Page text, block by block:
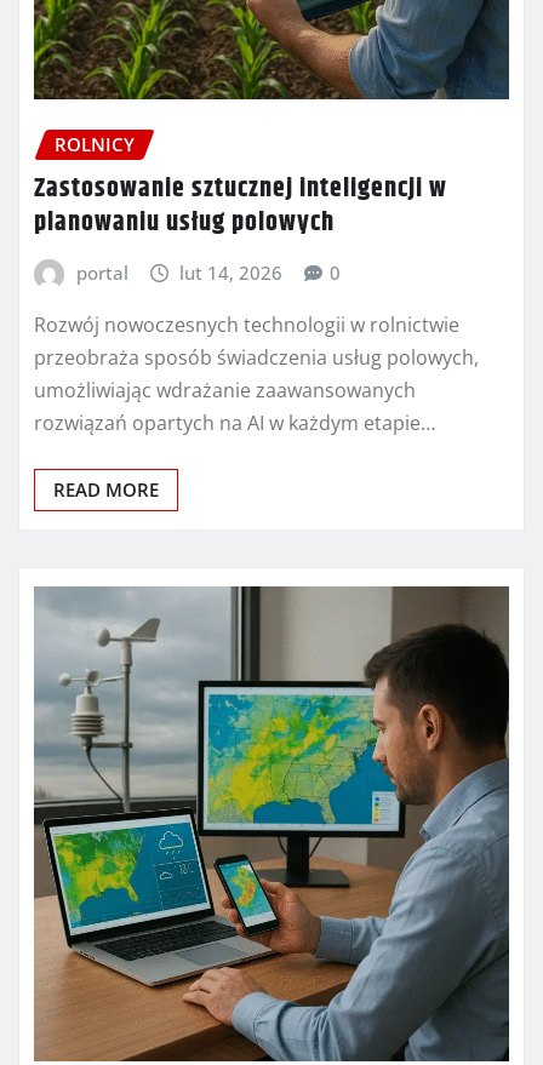
ROLNICY
Zastosowanie sztucznej inteligencji w
planowaniu usług polowych
portal lut 14, 2026 0
Rozwój nowoczesnych technologii w rolnictwie
przeobraża sposób świadczenia usług polowych,
umożliwiając wdrażanie zaawansowanych
rozwiązań opartych na AI w każdym etapie…
READ MORE